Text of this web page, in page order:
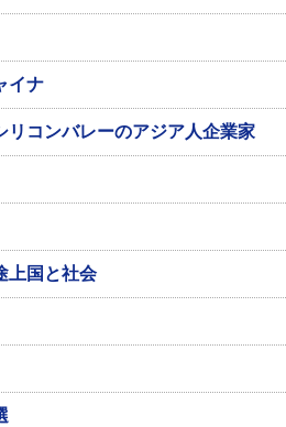
イナ
リコンバレーのアジア人企業家
上国と社会